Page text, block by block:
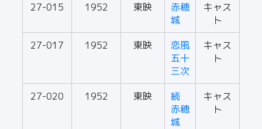
27-015 1952 東映
赤穂
城
キャス
ト
27-017
1952 東映
恋風
五十
三次
キャス
ト
27-020 1952 東映
続
赤穂
城
キャス
ト